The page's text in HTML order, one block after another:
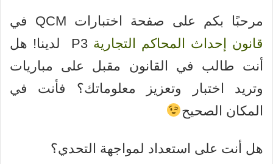
مرحبًا بكم على صفحة اختبارات QCM في
قانون إحداث المحاكم التجارية
P3 لدينا! هل
أنت طالب في القانون مقبل على مباريات
وتريد اختبار وتعزيز معلوماتك؟ فأنت في
المكان الصحيح
هل أنت على استعداد لمواجهة التحدي؟